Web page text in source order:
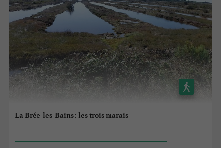
La Brée-les-Bains : les trois marais